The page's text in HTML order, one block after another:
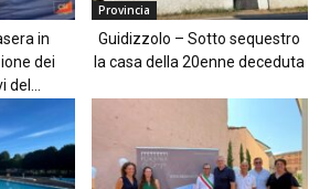
in
dei
Provincia
Guidizzolo – Sotto sequestro
la casa della 20enne deceduta